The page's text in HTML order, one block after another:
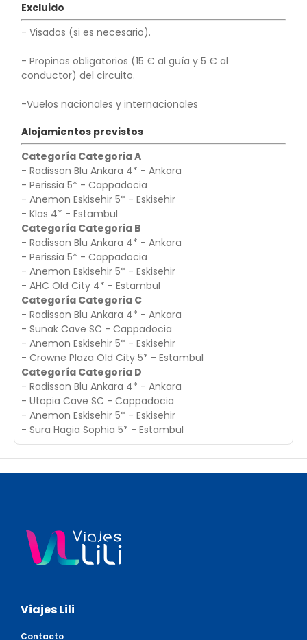
Excluido
- Visados (si es necesario).
- Propinas obligatorios (15 € al guía y 5 € al
conductor) del circuito.
-Vuelos nacionales y internacionales
Alojamientos previstos
Categoría Categoria A
- Radisson Blu Ankara 4* - Ankara
- Perissia 5* - Cappadocia
- Anemon Eskisehir 5* - Eskisehir
- Klas 4* - Estambul
Categoría Categoria B
- Radisson Blu Ankara 4* - Ankara
- Perissia 5* - Cappadocia
- Anemon Eskisehir 5* - Eskisehir
- AHC Old City 4* - Estambul
Categoría Categoria C
- Radisson Blu Ankara 4* - Ankara
- Sunak Cave SC - Cappadocia
- Anemon Eskisehir 5* - Eskisehir
- Crowne Plaza Old City 5* - Estambul
Categoría Categoria D
- Radisson Blu Ankara 4* - Ankara
- Utopia Cave SC - Cappadocia
- Anemon Eskisehir 5* - Eskisehir
- Sura Hagia Sophia 5* - Estambul
Viajes Lili
Contacto